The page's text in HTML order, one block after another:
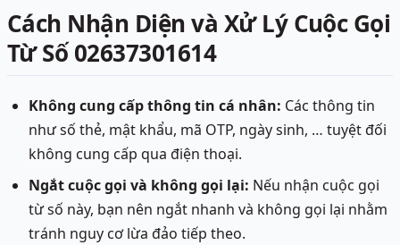
Cách Nhận Diện và Xử Lý Cuộc Gọi
Từ Số 02637301614
Không cung cấp thông tin cá nhân: Các thông tin
như số thẻ, mật khẩu, mã OTP, ngày sinh, … tuyệt đối
không cung cấp qua điện thoại.
Ngắt cuộc gọi và không gọi lại: Nếu nhận cuộc gọi
từ số này, bạn nên ngắt nhanh và không gọi lại nhằm
tránh nguy cơ lừa đảo tiếp theo.